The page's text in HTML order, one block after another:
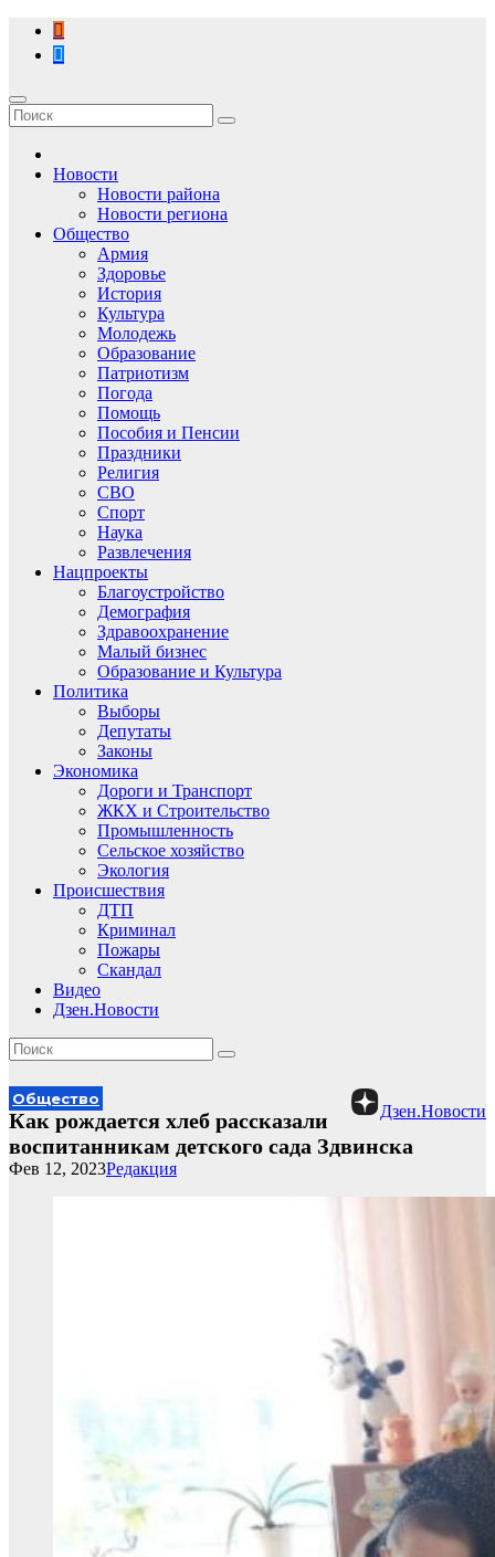
Перейти
содержимому
Новости
Новости района
Новости региона
Общество
Армия
Здоровье
История
Культура
Молодежь
Образование
Патриотизм
Погода
Помощь
Пособия и Пенсии
Праздники
Религия
СВО
Спорт
Наука
Развлечения
Нацпроекты
Благоустройство
Демография
Здравоохранение
Малый бизнес
Образование и Культура
Политика
Выборы
Депутаты
Законы
Экономика
Дороги и Транспорт
ЖКХ и Строительство
Промышленность
Сельское хозяйство
Экология
Происшествия
ДТП
Криминал
Пожары
Скандал
Видео
Дзен.Новости
Дзен.Новости
Общество
Как рождается хлеб рассказали
воспитанникам детского сада Здвинска
Редакция
Фев 12, 2023